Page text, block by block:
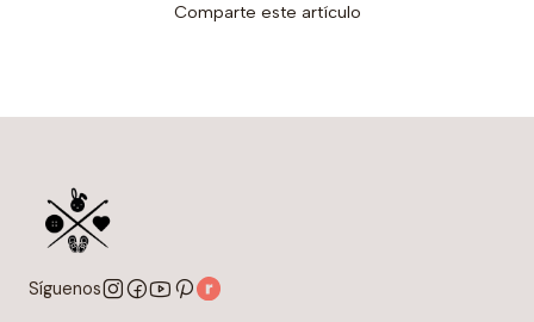
Comparte este artículo
Síguenos